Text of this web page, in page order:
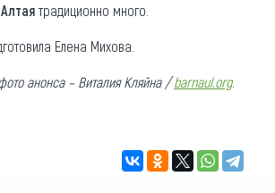
традиционно много.
Елена Михова.
анонса – Виталия Кляйна /barnaul.org.